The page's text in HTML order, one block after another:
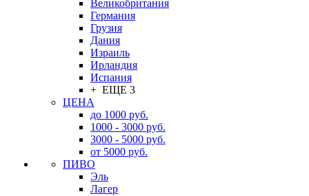
Великобритания
Германия
Грузия
Дания
Израиль
Ирландия
Испания
+ ЕЩЕ 3
ЦЕНА
до 1000 руб.
1000 - 3000 руб.
3000 - 5000 руб.
от 5000 руб.
ПИВО
Эль
Лагер